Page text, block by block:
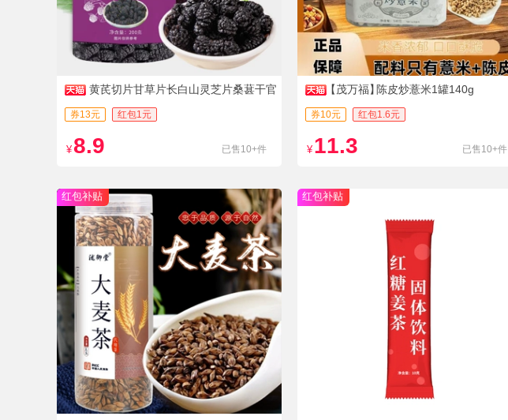
黄芪切片甘草片长白山灵芝片桑葚干官
方正品旗舰店A
券13元 红包1元
¥ 8.9 已售10+件
【茂万福】陈皮炒薏米1罐140g
券10元 红包1.6元
¥ 11.3 已售10+件
红包补贴 红包补贴